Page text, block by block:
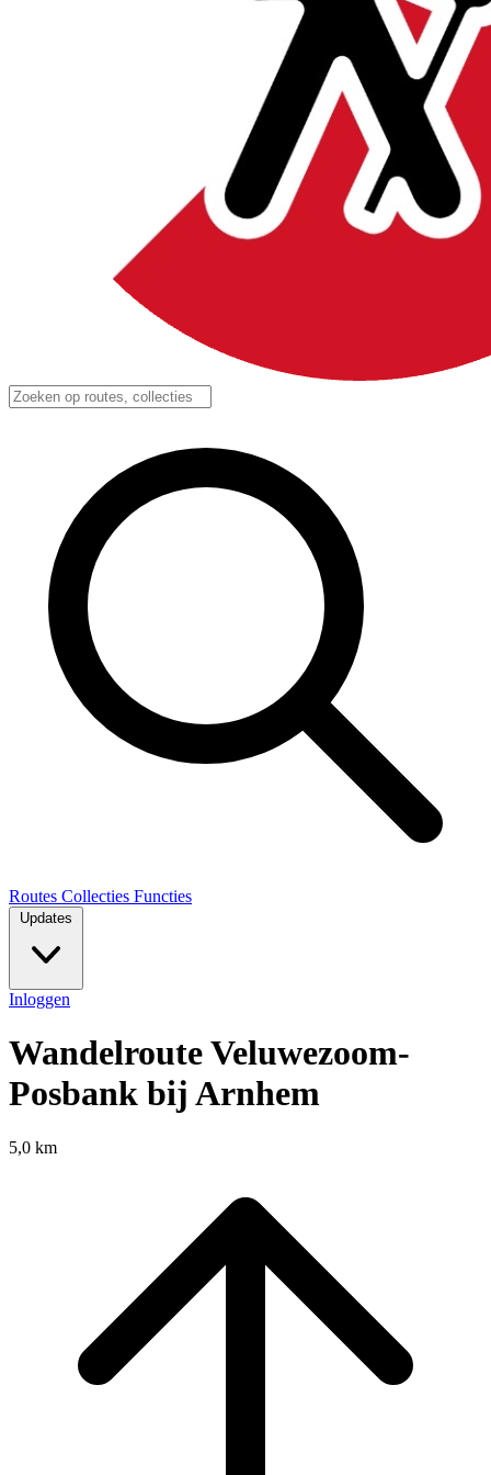
Routes Collecties Functies
Updates
Inloggen
Wandelroute Veluwezoom-
Posbank bij Arnhem
5,0 km